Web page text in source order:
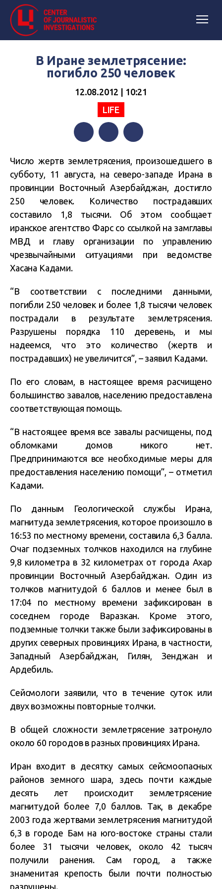
В Иране землетрясение:
погибло 250 человек
12.08.2012 | 10:21
LIFE
Число жертв землетрясения, произошедшего в
субботу, 11 августа, на северо-западе Ирана в
провинции Восточный Азербайджан, достигло
250 человек. Количество пострадавших
составило 1,8 тысячи. Об этом сообщает
иранское агентство Фарс со ссылкой на замглавы
МВД и главу организации по управлению
чрезвычайными ситуациями при ведомстве
Хасана Кадами.
“В соответствии с последними данными,
погибли 250 человек и более 1,8 тысячи человек
пострадали в результате землетрясения.
Разрушены порядка 110 деревень, и мы
надеемся, что это количество (жертв и
пострадавших) не увеличится”, – заявил Кадами.
По его словам, в настоящее время расчищено
большинство завалов, населению предоставлена
соответствующая помощь.
“В настоящее время все завалы расчищены, под
обломками домов никого нет.
Предпринимаются все необходимые меры для
предоставления населению помощи”, – отметил
Кадами.
По данным Геологической службы Ирана,
магнитуда землетрясения, которое произошло в
16:53 по местному времени, составила 6,3 балла.
Очаг подземных толчков находился на глубине
9,8 километра в 32 километрах от города Ахар
провинции Восточный Азербайджан. Один из
толчков магнитудой 6 баллов и менее был в
17:04 по местному времени зафиксирован в
соседнем городе Варазкан. Кроме этого,
подземные толчки также были зафиксированы в
других северных провинциях Ирана, в частности,
Западный Азербайджан, Гилян, Зенджан и
Ардебиль.
Сейсмологи заявили, что в течение суток или
двух возможны повторные толчки.
В общей сложности землетрясение затронуло
около 60 городов в разных провинциях Ирана.
Иран входит в десятку самых сейсмоопасных
районов земного шара, здесь почти каждые
десять лет происходит землетрясение
магнитудой более 7,0 баллов. Так, в декабре
2003 года жертвами землетрясения магнитудой
6,3 в городе Бам на юго-востоке страны стали
более 31 тысячи человек, около 42 тысяч
получили ранения. Сам город, а также
знаменитая крепость были почти полностью
разрушены.